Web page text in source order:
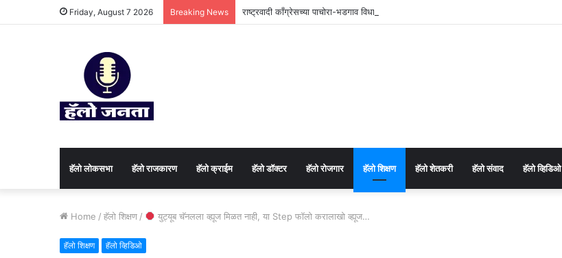
Friday, August 7 2026 Breaking News राष्ट्रवादी काँग्रेसच्या पाचोरा-भडगाव विधानसभा क्षेत्र प्रमुखपदी हर्षल पाटील यांची नियुक्ती.
हॅलो लोकसभा हॅलो राजकारण ⁠हॅलो क्राईम हॅलो डॉक्टर ⁠हॅलो रोजगार हॅलो शिक्षण ⁠हॅलो शेतकरी ⁠हॅलो संवाद ⁠हॅलो व्हिडिओ
Home / हॅलो शिक्षण / युट्यूब चॅनलला व्ह्यूज मिळत नाही, या Step फॉलो करालाखो व्ह्यूज…
हॅलो शिक्षण ⁠हॅलो व्हिडिओ